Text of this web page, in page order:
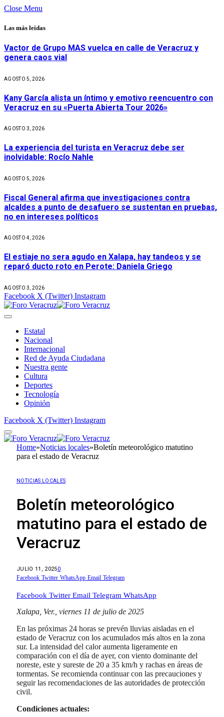
Close Menu
Las más leídas
Vactor de Grupo MAS vuelca en calle de Veracruz y
genera caos vial
AGOSTO 5, 2026
Kany García alista un íntimo y emotivo reencuentro con
Veracruz en su «Puerta Abierta Tour 2026»
AGOSTO 3, 2026
La experiencia del turista en Veracruz debe ser
inolvidable: Rocío Nahle
AGOSTO 5, 2026
Fiscal General afirma que investigaciones contra
alcaldes a punto de desafuero se sustentan en pruebas,
no en intereses políticos
AGOSTO 4, 2026
El estiaje no sera agudo en Xalapa, hay tandeos y se
reparó ducto roto en Perote: Daniela Griego
AGOSTO 3, 2026
Facebook X (Twitter) Instagram
Estatal
Nacional
Internacional
Red de Ayuda Ciudadana
Nuestra gente
Cultura
Deportes
Tecnología
Opinión
Facebook X (Twitter) Instagram
Home»Noticias locales»Boletín meteorológico matutino
para el estado de Veracruz
NOTICIAS LOCALES
Boletín meteorológico
matutino para el estado de
Veracruz
JULIO 11, 20250
Facebook Twitter WhatsApp Email Telegram
Facebook Twitter Email Telegram WhatsApp
Xalapa, Ver., viernes 11 de julio de 2025
En las próximas 24 horas se prevén lluvias aisladas en el
estado de Veracruz con los acumulados más altos en la zona
sur. La intensidad del calor aumenta ligeramente en
comparación con el día de ayer, con viento dominante del
noreste, este y sureste de 20 a 35 km/h y rachas en áreas de
tormentas. Se recomienda continuar con las precauciones y
seguir las recomendaciones de las autoridades de protección
civil.
Condiciones actuales: